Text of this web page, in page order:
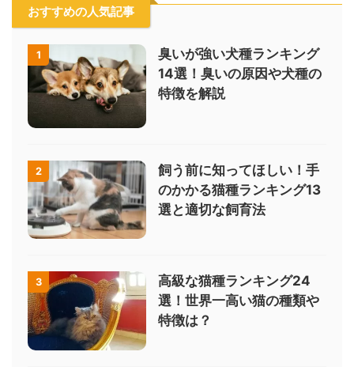
おすすめの人気記事
1
臭いが強い犬種ランキング
14選！臭いの原因や犬種の
特徴を解説
2
飼う前に知ってほしい！手
のかかる猫種ランキング13
選と適切な飼育法
3
高級な猫種ランキング24
選！世界一高い猫の種類や
特徴は？